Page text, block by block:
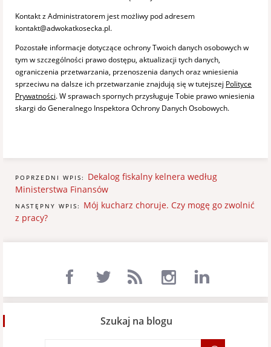
Kontakt z Administratorem jest możliwy pod adresem
kontakt@adwokatkosecka.pl.
Pozostałe informacje dotyczące ochrony Twoich danych osobowych w
tym w szczególności prawo dostępu, aktualizacji tych danych,
ograniczenia przetwarzania, przenoszenia danych oraz wniesienia
sprzeciwu na dalsze ich przetwarzanie znajdują się w tutejszej Polityce
Prywatności. W sprawach spornych przysługuje Tobie prawo wniesienia
skargi do Generalnego Inspektora Ochrony Danych Osobowych.
POPRZEDNI WPIS: Dekalog fiskalny kelnera według
Ministerstwa Finansów
NASTĘPNY WPIS: Mój kucharz choruje. Czy mogę go zwolnić
z pracy?
Szukaj na blogu